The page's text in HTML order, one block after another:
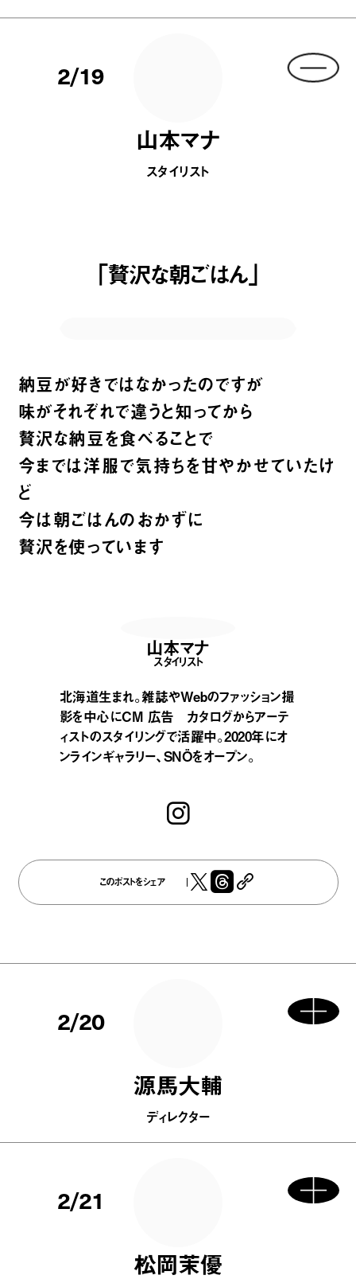
2/19
山本マナ
スタイリスト
「贅沢な朝ごはん」
納豆が好きではなかったのですが
味がそれぞれで違うと知ってから
贅沢な納豆を食べることで
今までは洋服で気持ちを甘やかせていたけ
ど
今は朝ごはんのおかずに
贅沢を使っています
山本マナ
スタイリスト
北海道生まれ。雑誌やWebのファッション撮
影を中心にCM 広告 カタログからアーテ
ィストのスタイリングで活躍中。2020年にオ
ンラインギャラリー、SNÖをオープン。
このポストをシェア
2/20
源馬大輔
ディレクター
2/21
松岡茉優